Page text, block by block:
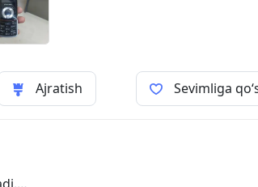
Ajratish Sevimliga